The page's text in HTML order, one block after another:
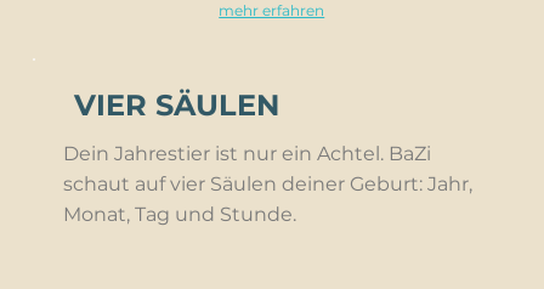
mehr erfahren
VIER SÄULEN
Dein Jahrestier ist nur ein Achtel. BaZi
schaut auf vier Säulen deiner Geburt: Jahr,
Monat, Tag und Stunde.